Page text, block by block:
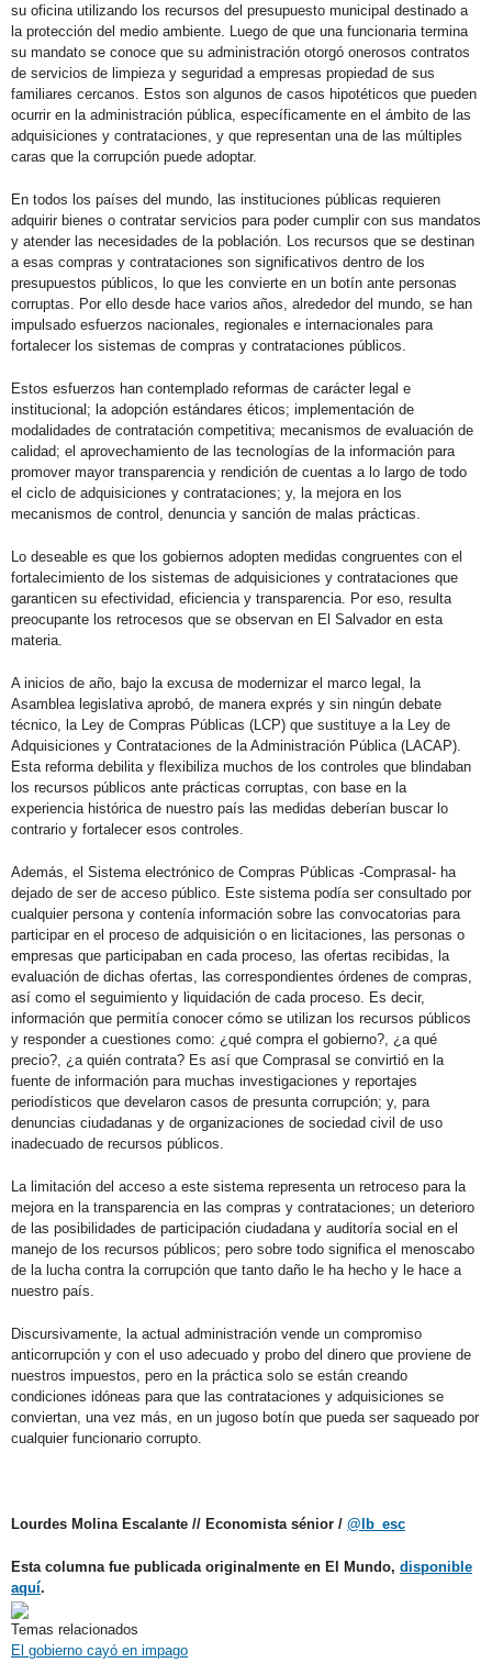
su oficina utilizando los recursos del presupuesto municipal destinado a
la protección del medio ambiente. Luego de que una funcionaria termina
su mandato se conoce que su administración otorgó onerosos contratos
de servicios de limpieza y seguridad a empresas propiedad de sus
familiares cercanos. Estos son algunos de casos hipotéticos que pueden
ocurrir en la administración pública, específicamente en el ámbito de las
adquisiciones y contrataciones, y que representan una de las múltiples
caras que la corrupción puede adoptar.
En todos los países del mundo, las instituciones públicas requieren
adquirir bienes o contratar servicios para poder cumplir con sus mandatos
y atender las necesidades de la población. Los recursos que se destinan
a esas compras y contrataciones son significativos dentro de los
presupuestos públicos, lo que les convierte en un botín ante personas
corruptas. Por ello desde hace varios años, alrededor del mundo, se han
impulsado esfuerzos nacionales, regionales e internacionales para
fortalecer los sistemas de compras y contrataciones públicos.
Estos esfuerzos han contemplado reformas de carácter legal e
institucional; la adopción estándares éticos; implementación de
modalidades de contratación competitiva; mecanismos de evaluación de
calidad; el aprovechamiento de las tecnologías de la información para
promover mayor transparencia y rendición de cuentas a lo largo de todo
el ciclo de adquisiciones y contrataciones; y, la mejora en los
mecanismos de control, denuncia y sanción de malas prácticas.
Lo deseable es que los gobiernos adopten medidas congruentes con el
fortalecimiento de los sistemas de adquisiciones y contrataciones que
garanticen su efectividad, eficiencia y transparencia. Por eso, resulta
preocupante los retrocesos que se observan en El Salvador en esta
materia.
A inicios de año, bajo la excusa de modernizar el marco legal, la
Asamblea legislativa aprobó, de manera exprés y sin ningún debate
técnico, la Ley de Compras Públicas (LCP) que sustituye a la Ley de
Adquisiciones y Contrataciones de la Administración Pública (LACAP).
Esta reforma debilita y flexibiliza muchos de los controles que blindaban
los recursos públicos ante prácticas corruptas, con base en la
experiencia histórica de nuestro país las medidas deberían buscar lo
contrario y fortalecer esos controles.
Además, el Sistema electrónico de Compras Públicas -Comprasal- ha
dejado de ser de acceso público. Este sistema podía ser consultado por
cualquier persona y contenía información sobre las convocatorias para
participar en el proceso de adquisición o en licitaciones, las personas o
empresas que participaban en cada proceso, las ofertas recibidas, la
evaluación de dichas ofertas, las correspondientes órdenes de compras,
así como el seguimiento y liquidación de cada proceso. Es decir,
información que permitía conocer cómo se utilizan los recursos públicos
y responder a cuestiones como: ¿qué compra el gobierno?, ¿a qué
precio?, ¿a quién contrata? Es así que Comprasal se convirtió en la
fuente de información para muchas investigaciones y reportajes
periodísticos que develaron casos de presunta corrupción; y, para
denuncias ciudadanas y de organizaciones de sociedad civil de uso
inadecuado de recursos públicos.
La limitación del acceso a este sistema representa un retroceso para la
mejora en la transparencia en las compras y contrataciones; un deterioro
de las posibilidades de participación ciudadana y auditoría social en el
manejo de los recursos públicos; pero sobre todo significa el menoscabo
de la lucha contra la corrupción que tanto daño le ha hecho y le hace a
nuestro país.
Discursivamente, la actual administración vende un compromiso
anticorrupción y con el uso adecuado y probo del dinero que proviene de
nuestros impuestos, pero en la práctica solo se están creando
condiciones idóneas para que las contrataciones y adquisiciones se
conviertan, una vez más, en un jugoso botín que pueda ser saqueado por
cualquier funcionario corrupto.
Lourdes Molina Escalante // Economista sénior / @lb_esc
Esta columna fue publicada originalmente en El Mundo, disponible
aquí.
Temas relacionados
El gobierno cayó en impago